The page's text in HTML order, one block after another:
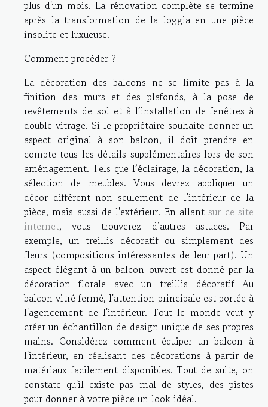
plus d'un mois. La rénovation complète se termine
après la transformation de la loggia en une pièce
insolite et luxueuse.
Comment procéder ?
La décoration des balcons ne se limite pas à la
finition des murs et des plafonds, à la pose de
revêtements de sol et à l’installation de fenêtres à
double vitrage. Si le propriétaire souhaite donner un
aspect original à son balcon, il doit prendre en
compte tous les détails supplémentaires lors de son
aménagement. Tels que l’éclairage, la décoration, la
sélection de meubles. Vous devrez appliquer un
décor différent non seulement de l'intérieur de la
pièce, mais aussi de l'extérieur. En allantsur ce site
internet, vous trouverez d’autres astuces. Par
exemple, un treillis décoratif ou simplement des
fleurs (compositions intéressantes de leur part). Un
aspect élégant à un balcon ouvert est donné par la
décoration florale avec un treillis décoratif Au
balcon vitré fermé, l'attention principale est portée à
l'agencement de l'intérieur. Tout le monde veut y
créer un échantillon de design unique de ses propres
mains. Considérez comment équiper un balcon à
l'intérieur, en réalisant des décorations à partir de
matériaux facilement disponibles. Tout de suite, on
constate qu'il existe pas mal de styles, des pistes
pour donner à votre pièce un look idéal.